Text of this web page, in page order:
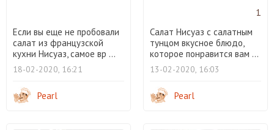
Если вы еще не пробовали
салат из французской
кухни Нисуаз, самое вр ...
18-02-2020, 16:21
Pearl
1
Салат Нисуаз с салатным
тунцом вкусное блюдо,
которое понравится вам ...
13-02-2020, 16:03
Pearl